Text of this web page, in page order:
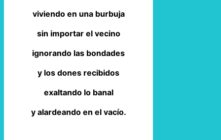
viviendo en una burbuja
sin importar el vecino
ignorando las bondades
y los dones recibidos
exaltando lo banal
y alardeando en el vacío.